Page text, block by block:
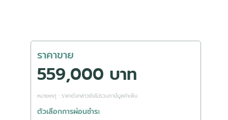
ราคาขาย
559,000 บาท
หมายเหตุ : ราคาดังกล่าวยังไม่รวมภาษีมูลค่าเพิ่ม
ตัวเลือกการผ่อนชำระ